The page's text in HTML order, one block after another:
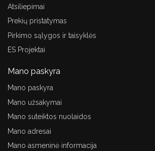
Atsiliepimai
Prekių pristatymas
Pirkimo sąlygos ir taisyklės
ES Projektai
Mano paskyra
Mano paskyra
Mano užsakymai
Mano suteiktos nuolaidos
Mano adresai
Mano asmeninė informacija